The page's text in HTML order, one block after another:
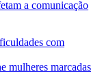
a comunicação
com
mulheres marcadas